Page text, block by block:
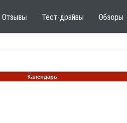
Отзывы Тест-драйвы Обзоры
Календарь